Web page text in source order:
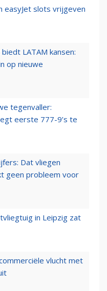
easyJet slots vrijgeven
LATAM kansen:
op nieuwe
tegenvaller:
eerste 777-9’s te
Dat vliegen
geen probleem voor
in Leipzig zat
vlucht met